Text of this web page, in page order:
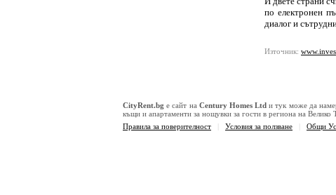
по електронен
диалог и
Източник:
CityRent.bg е сайт на Century Homes Ltd и тук може да
къщи и апартаменти за нощувки за гости в региона на
Правила за поверителност
Условия за ползване Общи